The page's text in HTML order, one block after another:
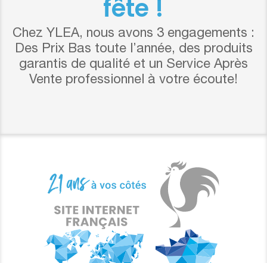
fête !
Chez YLEA, nous avons 3 engagements :
Des Prix Bas toute l’année, des produits
garantis de qualité et un Service Après
Vente professionnel à votre écoute!